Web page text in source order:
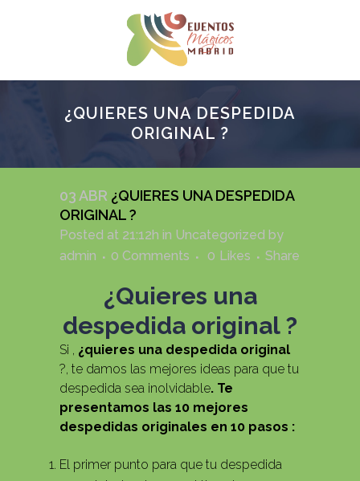
¿QUIERES UNA DESPEDIDA
ORIGINAL ?
03 ABR ¿QUIERES UNA DESPEDIDA
ORIGINAL ?
Posted at 21:12h in Uncategorized by
admin
0 Comments 0 Likes Share
¿Quieres una
despedida original ?
Si , ¿quieres una despedida original
?, te damos las mejores ideas para que tu
despedida sea inolvidable. Te
presentamos las 10 mejores
despedidas originales en 10 pasos :
El primer punto para que tu despedida